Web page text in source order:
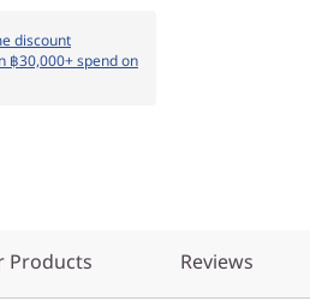
discount
฿30,000+ spend on
Products Reviews